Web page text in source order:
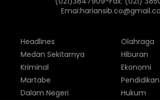
Headlines
Medan Sekitarnya
Kriminal
Martabe
Dalam Negeri
Olahraga
Hiburan
Ekonomi
Pendidikan
Hukum